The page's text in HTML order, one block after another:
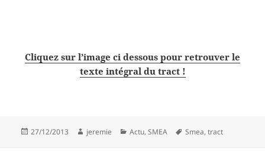
Cliquez sur l’image ci dessous pour retrouver le
texte intégral du tract !
Publié
27/12/2013 Auteur
jeremie Catégories
Actu,SMEA
Mots-
Smea,tract